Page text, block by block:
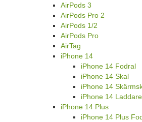
AirPods 3
AirPods Pro 2
AirPods 1/2
AirPods Pro
AirTag
iPhone 14
iPhone 14 Fodral
iPhone 14 Skal
iPhone 14
iPhone 14
iPhone 14 Plus
iPhone 14 Plus